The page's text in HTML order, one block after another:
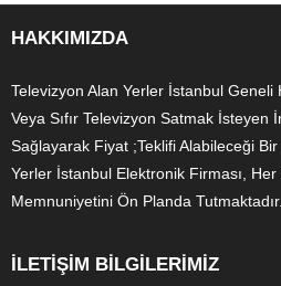
HAKKIMIZDA
Televizyon Alan Yerler İstanbul Geneli
Veya Sıfır Televizyon Satmak İsteyen
Sağlayarak Fiyat ;Teklifi Alabileceği
Yerler İstanbul Elektronik Firması,
Memnuniyetini Ön Planda Tutmaktadır.
İLETİŞİM BİLGİLERİMİZ